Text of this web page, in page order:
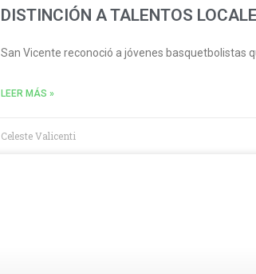
DISTINCIÓN A TALENTOS
San Vicente reconoció a jóvenes basquetbolistas
LEER MÁS »
Celeste Valicenti